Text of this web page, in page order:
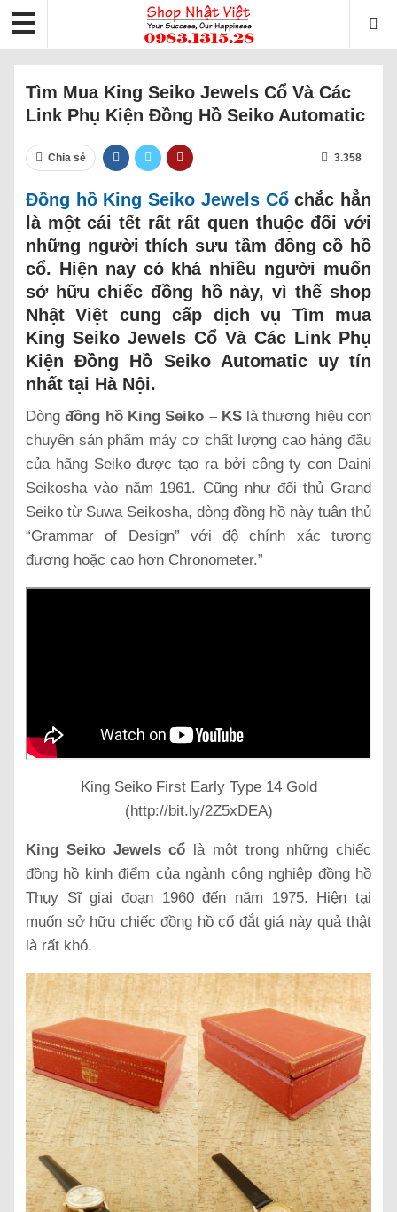
Tìm Mua King Seiko Jewels Cổ Và Các
Link Phụ Kiện Đồng Hồ Seiko Automatic
Chia sẻ 3.358
Đồng hồ King Seiko Jewels Cổchắc hẳn
là một cái tết rất rất quen thuộc đối với
những người thích sưu tầm đồng cồ hồ
cổ. Hiện nay có khá nhiều người muốn
sở hữu chiếc đồng hồ này, vì thế shop
Nhật Việt cung cấp dịch vụ Tìm mua
King Seiko Jewels Cổ Và Các Link Phụ
Kiện Đồng Hồ Seiko Automatic uy tín
nhất tại Hà Nội.
Dòngđồng hồ King Seiko – KSlà thương hiệu con
chuyên sản phẩm máy cơ chất lượng cao hàng đầu
của hãng Seiko được tạo ra bởi công ty con Daini
Seikosha vào năm 1961. Cũng như đối thủ Grand
Seiko từ Suwa Seikosha, dòng đồng hồ này tuân thủ
“Grammar of Design” với độ chính xác tương
đương hoặc cao hơn Chronometer.”
King Seiko First Early Type 14 Gold
(http://bit.ly/2Z5xDEA)
King Seiko Jewels cổ là một trong những chiếc
đồng hồ kinh điểm của ngành công nghiệp đồng hồ
Thụy Sĩ giai đoạn 1960 đến năm 1975. Hiện tại
muốn sở hữu chiếc đồng hồ cổ đắt giá này quả thật
là rất khó.